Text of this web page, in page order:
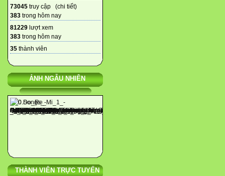
73045 truy cập (chi tiết)
383 trong hôm nay
81229 lượt xem
383 trong hôm nay
35 thành viên
ẢNH NGẪU NHIÊN
THÀNH VIÊN TRỰC TUYẾN